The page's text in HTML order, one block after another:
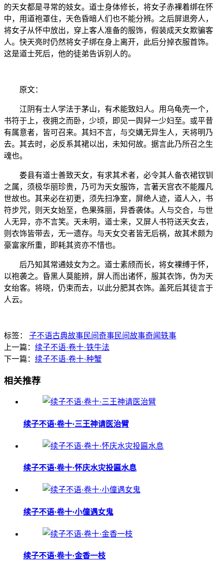
的天女都是寻常的妓女。道士身体修长，将女子赤裸着绑在怀
中，用道袍罩住，天色昏暗人们也不能分辨。之后屏退旁人，
将女子从怀中放出，穿上客人准备的服饰，假装成天女欺骗客
人。快天亮时仍然将女子绑在身上离开，此后分掉衣服首饰。
这是道士死后，他的徒弟告诉别人的。
原文：
江阴有士人学法于茅山，有术能致妇人。用乌龟壳一个，
书符于上，夜拥之而卧，少顷，即见一舆舁一少妇至。或平昔
有属意者，皆可召来。其妇不言，与交媾无异生人，天将明乃
去。其去时，必反系其裙以出，未知何故。据言此乃所召之生
魂也。
娄县有道士善致天女，有求其术者，必令其人备衣裙钗钏
之属，须极华丽珍贵，乃可为天女服饰，言著天宫衣不能履凡
世故也。其来必在初更，须先扫净室，屏绝人迹，道人入，书
符步咒，则天女始至，色果殊丽，异香袭体。人与交合，与世
人无异，亦不言笑。天未明，道士来，又屏人书符送天女去，
则衣饰皆带去，无一遗存。与天女交者皆无后祸，故其术颇为
豪富家所重，即耗其资亦不惜也。
后乃知其常通妓女为之。道士素颀而长，将女裸缚于怀，
以袍袭之。昏黑人莫能辨，屏人而出诸怀，服其衣饰，伪为天
女绐客。将晓，仍束而去，以此分肥其衣饰。盖死后其徒言于
人云。
标签： 子不语古典故事民间奇事民间故事奇闻轶事
上一篇： 续子不语·卷十·铁牛法
下一篇： 续子不语·卷十·种蟹
相关推荐
续子不语·卷十·三王神请医治臂
续子不语·卷十·怀庆水灾投匾水息
续子不语·卷十·小僮遇女鬼
续子不语·卷十·金香一枝